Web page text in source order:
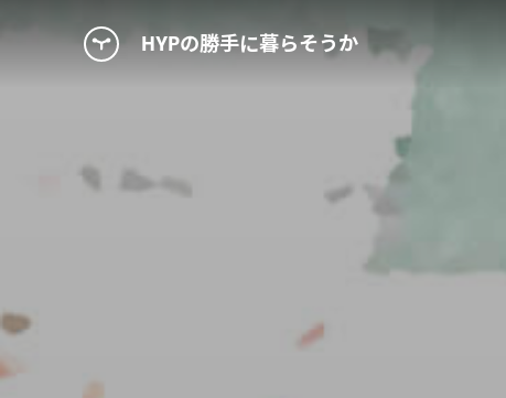
HYPの勝手に暮らそうか